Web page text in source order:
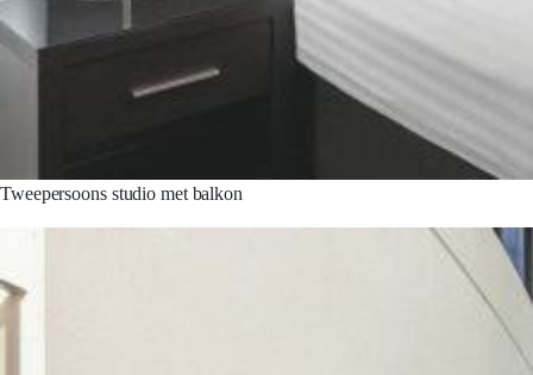
Tweepersoons studio met balkon